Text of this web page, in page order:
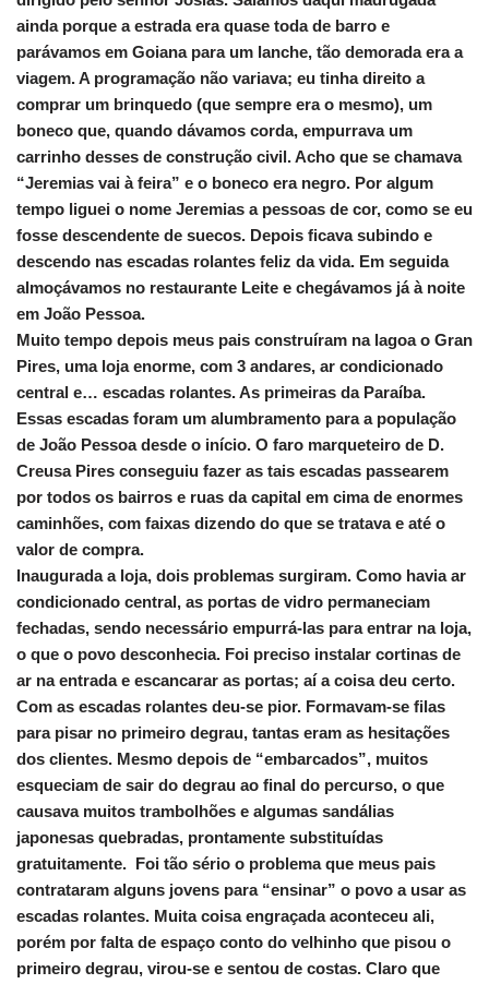
ainda porque a estrada era quase toda de barro e
parávamos em Goiana para um lanche, tão demorada era a
viagem. A programação não variava; eu tinha direito a
comprar um brinquedo (que sempre era o mesmo), um
boneco que, quando dávamos corda, empurrava um
carrinho desses de construção civil. Acho que se chamava
“Jeremias vai à feira” e o boneco era negro. Por algum
tempo liguei o nome Jeremias a pessoas de cor, como se eu
fosse descendente de suecos. Depois ficava subindo e
descendo nas escadas rolantes feliz da vida. Em seguida
almoçávamos no restaurante Leite e chegávamos já à noite
em João Pessoa.
Muito tempo depois meus pais construíram na lagoa o Gran
Pires, uma loja enorme, com 3 andares, ar condicionado
central e… escadas rolantes. As primeiras da Paraíba.
Essas escadas foram um alumbramento para a população
de João Pessoa desde o início. O faro marqueteiro de D.
Creusa Pires conseguiu fazer as tais escadas passearem
por todos os bairros e ruas da capital em cima de enormes
caminhões, com faixas dizendo do que se tratava e até o
valor de compra.
Inaugurada a loja, dois problemas surgiram. Como havia ar
condicionado central, as portas de vidro permaneciam
fechadas, sendo necessário empurrá-las para entrar na loja,
o que o povo desconhecia. Foi preciso instalar cortinas de
ar na entrada e escancarar as portas; aí a coisa deu certo.
Com as escadas rolantes deu-se pior. Formavam-se filas
para pisar no primeiro degrau, tantas eram as hesitações
dos clientes. Mesmo depois de “embarcados”, muitos
esqueciam de sair do degrau ao final do percurso, o que
causava muitos trambolhões e algumas sandálias
japonesas quebradas, prontamente substituídas
gratuitamente. Foi tão sério o problema que meus pais
contrataram alguns jovens para “ensinar” o povo a usar as
escadas rolantes. Muita coisa engraçada aconteceu ali,
porém por falta de espaço conto do velhinho que pisou o
primeiro degrau, virou-se e sentou de costas. Claro que